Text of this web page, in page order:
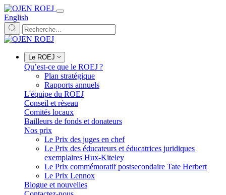
English
Le ROEJ
Qu’est-ce que le ROEJ ?
Plan stratégique
Rapports annuels
L'équipe du ROEJ
Conseil et réseau
Comités locaux
Bailleurs de fonds et donateurs
Nos prix
Le Prix des juges en chef
Le Prix des éducateurs et éducatrices juridiques
exemplaires Hux-Kiteley
Le Prix commémoratif postsecondaire Tate Herbert
Le Prix Lennox
Blogue et nouvelles